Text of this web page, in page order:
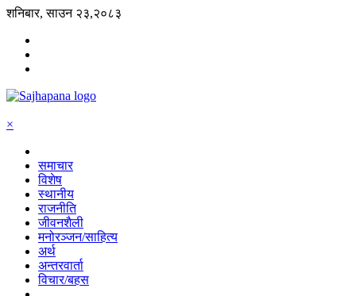
शनिबार, साउन २३,२०८३
×
समाचार
विशेष
स्थानीय
राजनीति
जीवनशैली
मनोरञ्जन/साहित्य
अर्थ
अन्तरवार्ता
विचार/बहस